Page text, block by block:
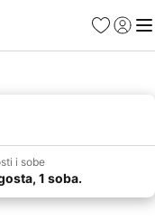
FavoritiPrijavi
i sobe
1 soba.